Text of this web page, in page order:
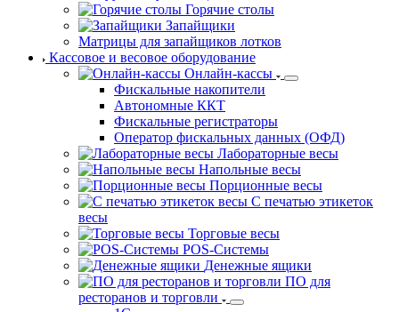
Оборудование для прачечных самообслуживания
Центрифуги для белья
Упаковочное оборудование
для упаковочного оборудования
Вакуумные
упаковщики
Горячие столы
Запайщики
Матрицы для запайщиков лотков
Кассовое и весовое оборудование
Онлайн-кассы
Фискальные накопители
Фискальные регистраторы
Оператор фискальных данных (ОФД)
Лабораторные весы
Напольные весы
Порционные весы